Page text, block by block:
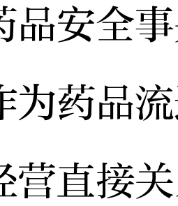
全事
为药品
营直接